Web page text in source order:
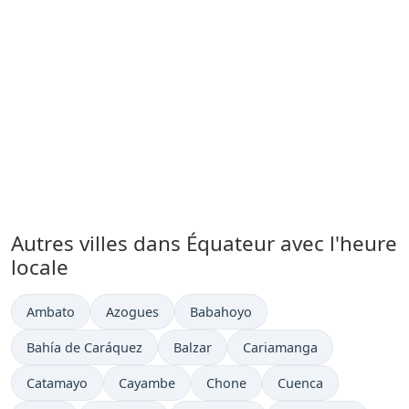
Autres villes dans Équateur avec l'heure
locale
Heure actuelle à
Ambato Heure actuelle à
Azogues Heure actuelle à
Babahoyo
Heure actuelle à
Bahía de Caráquez Heure actuelle à
Balzar Heure actuelle à
Cariamanga
Heure actuelle à
Catamayo Heure actuelle à
Cayambe Heure actuelle à
Chone Heure actuelle à
Cuenca